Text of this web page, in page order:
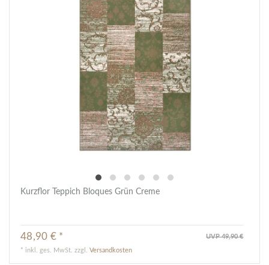
Kurzflor Teppich Bloques Grün Creme
UVP 49,90 €
48,90 € *
* inkl. ges. MwSt. zzgl.Versandkosten